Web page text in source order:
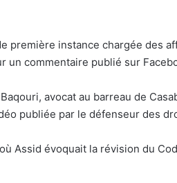
première instance chargée des
un commentaire publié sur
avocat au barreau de
publiée par le défenseur des
Assid évoquait la révision du